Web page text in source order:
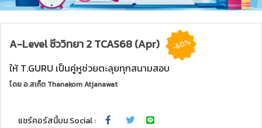
A-Level ชีววิทยา 2 TCAS68 (Apr) -60%
ให้ T.GURU เป็นคู่หูช่วยตะลุยทุกสนามสอบ
โดยอ.สเก็ต Thanakorn Atjanawat
แชร์คอร์สนี้บน Social :